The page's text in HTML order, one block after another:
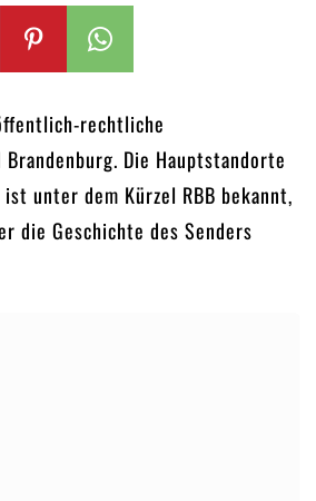
rechtliche
Die Hauptstandorte
unter dem Kürzel RBB bekannt,
die Geschichte des Senders